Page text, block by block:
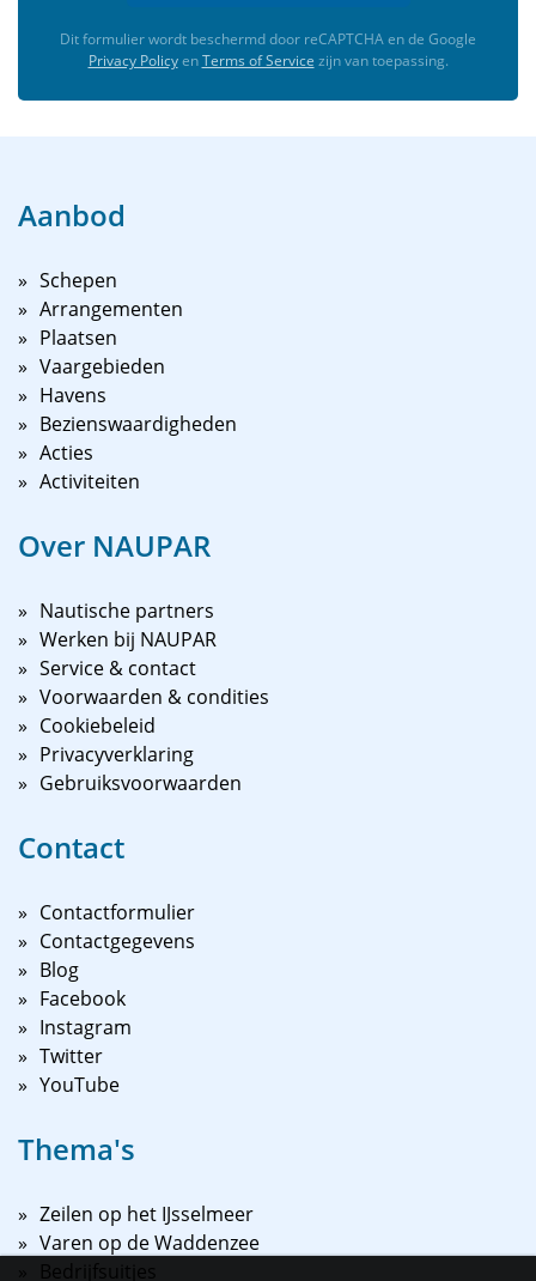
Dit formulier wordt beschermd door reCAPTCHA en de Google
Privacy PolicyenTerms of Service zijn van toepassing.
Aanbod
Schepen
Arrangementen
Plaatsen
Vaargebieden
Havens
Bezienswaardigheden
Acties
Activiteiten
Over NAUPAR
Nautische partners
Werken bij NAUPAR
Service & contact
Voorwaarden & condities
Cookiebeleid
Privacyverklaring
Gebruiksvoorwaarden
Contact
Contactformulier
Contactgegevens
Blog
Facebook
Instagram
Twitter
YouTube
Thema's
Zeilen op het IJsselmeer
Varen op de Waddenzee
Bedrijfsuitjes